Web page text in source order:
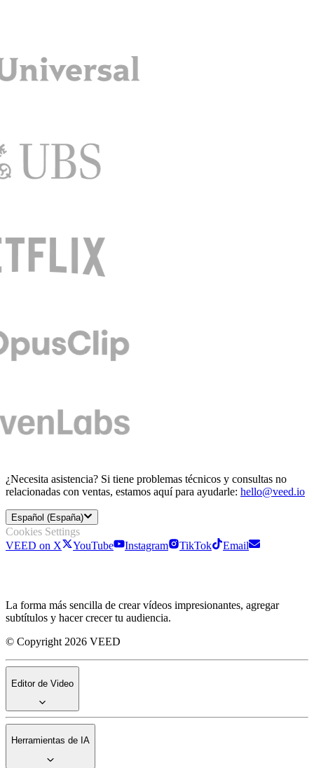
¿Necesita asistencia? Si tiene problemas técnicos y consultas no
relacionadas con ventas, estamos aquí para ayudarle: hello@veed.io
Español (España)
Cookies Settings
VEED on X
YouTube Instagram TikTok Email
La forma más sencilla de crear vídeos impresionantes, agregar
subtítulos y hacer crecer tu audiencia.
© Copyright 2026 VEED
Editor de Video
Herramientas de IA